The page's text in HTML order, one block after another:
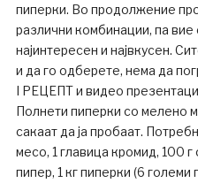
пиперки. Во продолжение
различни комбинации, па вие
најинтересен и највкусен.
и да го одберете, нема да
I РЕЦЕПТ и видео
Полнети пиперки со мелено
сакаат да ја пробаат.
месо, 1 главица кромид, 100
пипер, 1 кг пиперки (6